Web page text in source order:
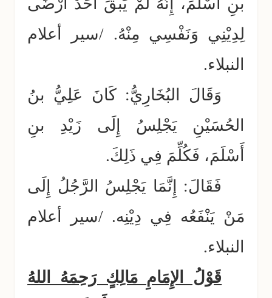
بنِ أَسْلَمَ، إِنَّهُ لَمْ يَبقَ أَحَدٌ أَرْضَى
لِدِيْنِي وَنَفْسِي مِنْهُ. /سير أعلام
النبلاء.
وَقَالَ البُخَارِيُّ: كَانَ عَلِيُّ بنُ
الحُسَيْنِ يَجْلِسُ إِلَى زَيْدِ بنِ
أَسْلَمَ، فَكُلِّمَ فِي ذَلِكَ.
فَقَالَ: إِنَّمَا يَجْلِسُ الرَّجُلُ إِلَى
مَنْ يَنْفَعُه فِي دِيْنِه. /سير أعلام
النبلاء.
قَوْلُ الإِمَامِ مَالِكٍ رَحِمَهُ اللهُ